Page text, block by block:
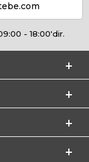
- 18:00'dir.